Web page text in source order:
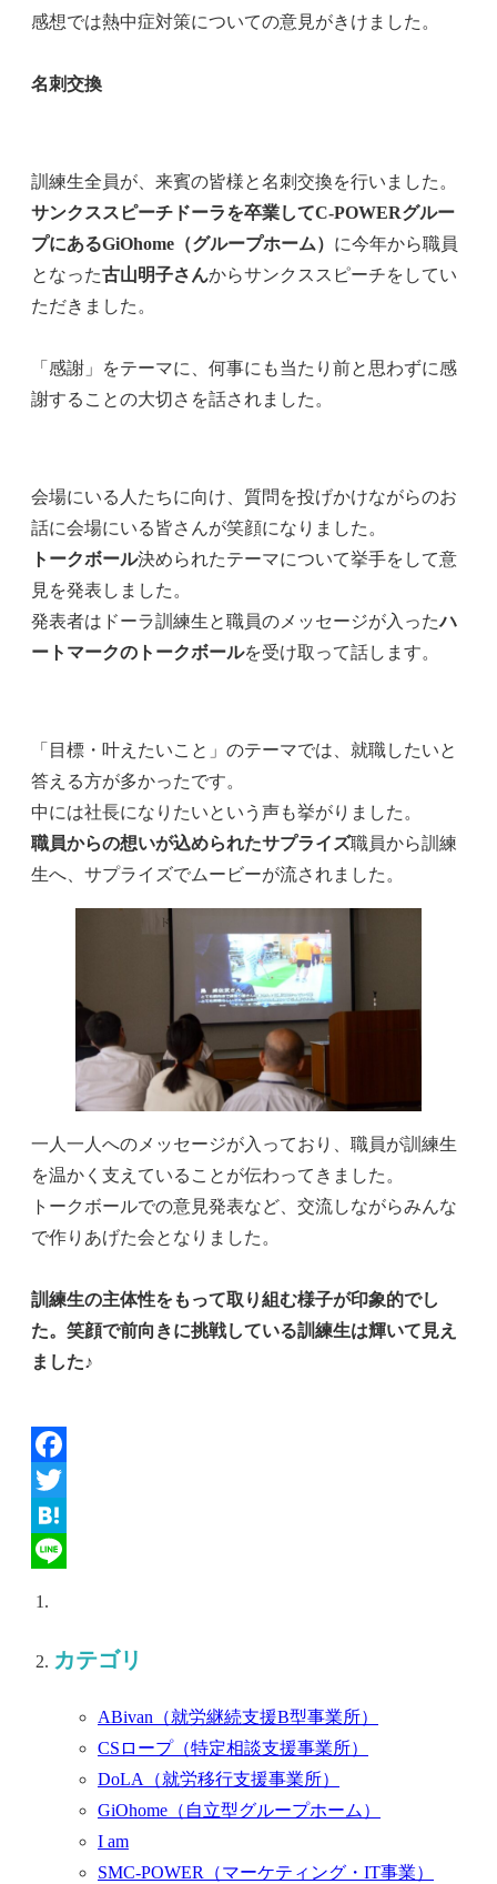
感想では熱中症対策についての意見がきけました。
名刺交換
訓練生全員が、来賓の皆様と名刺交換を行いました。
サンクススピーチドーラを卒業してC-POWERグルー
プにあるGiOhome（グループホーム） に今年から職員
となった古山明子さんからサンクススピーチをしてい
ただきました。
「感謝」をテーマに、何事にも当たり前と思わずに感
謝することの大切さを話されました。
会場にいる人たちに向け、質問を投げかけながらのお
話に会場にいる皆さんが笑顔になりました。
トークボール決められたテーマについて挙手をして意
見を発表しました。
発表者はドーラ訓練生と職員のメッセージが入ったハ
ートマークのトークボールを受け取って話します。
「目標・叶えたいこと」のテーマでは、就職したいと
答える方が多かったです。
中には社長になりたいという声も挙がりました。
職員からの想いが込められたサプライズ職員から訓練
生へ、サプライズでムービーが流されました。
一人一人へのメッセージが入っており、職員が訓練生
を温かく支えていることが伝わってきました。
トークボールでの意見発表など、交流しながらみんな
で作りあげた会となりました。
訓練生の主体性をもって取り組む様子が印象的でし
た。笑顔で前向きに挑戦している訓練生は輝いて見え
ました♪
Facebook
Twitter
Hatena
カテゴリ
ABivan （就労継続支援B型事業所）
CSロープ（特定相談支援事業所）
DoLA
（就労移行支援事業所）
GiOhome （自立型グループホーム）
I am
SMC-POWER
（マーケティング・IT事業）